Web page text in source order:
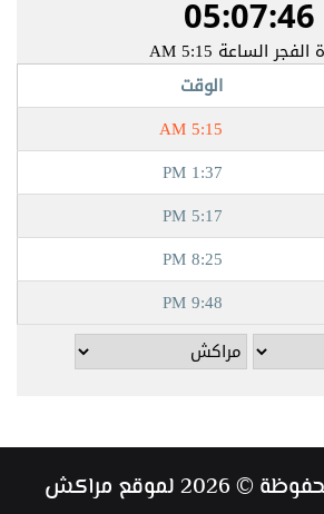
حقوق النشر محفوظة © 2026 لموقع مراكش